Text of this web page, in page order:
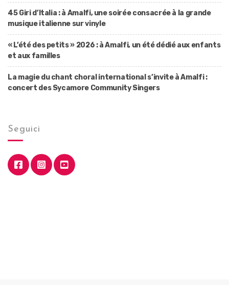
45 Giri d’Italia : à Amalfi, une soirée consacrée à la grande
musique italienne sur vinyle
« L’été des petits » 2026 : à Amalfi, un été dédié aux enfants
et aux familles
La magie du chant choral international s’invite à Amalfi :
concert des Sycamore Community Singers
Seguici